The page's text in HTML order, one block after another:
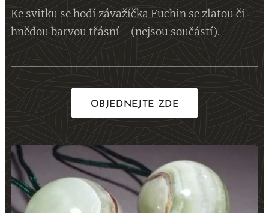
Ke svitku se hodí závažíčka Fuchin se zlatou či
hnědou barvou třásní - (nejsou součástí).
OBJEDNEJTE ZDE